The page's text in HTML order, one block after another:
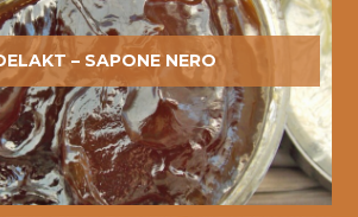
– SAPONE NERO